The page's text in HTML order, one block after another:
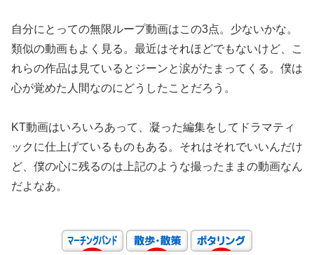
自分にとっての無限ループ動画はこの3点。少ないかな。
類似の動画もよく見る。最近はそれほどでもないけど、こ
れらの作品は見ているとジーンと涙がたまってくる。僕は
心が覚めた人間なのにどうしたことだろう。
KT動画はいろいろあって、凝った編集をしてドラマティ
ックに仕上げているものもある。それはそれでいいんだけ
ど、僕の心に残るのは上記のような撮ったままの動画なん
だよなあ。